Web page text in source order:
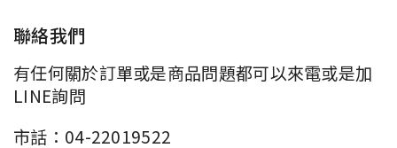
聯絡我們
有任何關於訂單或是商品問題都可以來電或是加
LINE詢問
市話：04-22019522